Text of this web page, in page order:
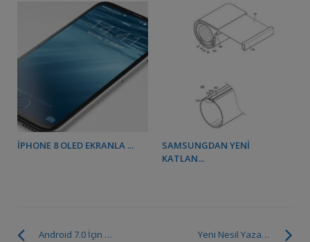
IPHONE 8 OLED EKRANLA ...
SAMSUNGDAN YENI
KATLAN...
Yeni Nesil Yazar Kasa Kullanmanın Avantajları
Android 7.0 İçin Güncelleme Tarihleri Belli Oldu, tarih